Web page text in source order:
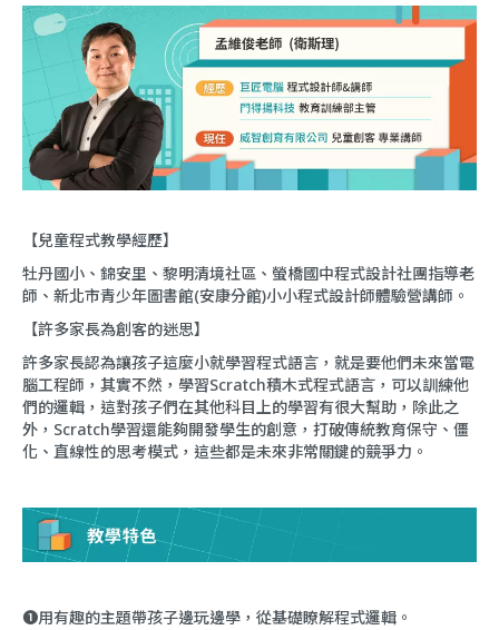
【兒童程式教學經歷】
牡丹國小、錦安里、黎明清境社區、螢橋國中程式設計社團指導老
師、新北市青少年圖書館(安康分館)小小程式設計師體驗營講師。
【許多家長為創客的迷思】
許多家長認為讓孩子這麼小就學習程式語言，就是要他們未來當電
腦工程師，其實不然，學習Scratch積木式程式語言，可以訓練他
們的邏輯，這對孩子們在其他科目上的學習有很大幫助，除此之
外，Scratch學習還能夠開發學生的創意，打破傳統教育保守、僵
化、直線性的思考模式，這些都是未來非常關鍵的競爭力。
❶用有趣的主題帶孩子邊玩邊學，從基礎瞭解程式邏輯。